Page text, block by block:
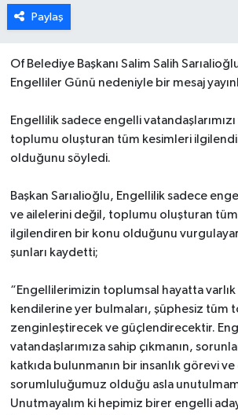
Paylaş
Of Belediye Başkanı Salim Salih
Engelliler Günü nedeniyle bir mesaj
Engellilik sadece engelli
toplumu oluşturan tüm kesimleri
olduğunu söyledi.
Başkan Sarıalioğlu, Engellilik sadece
ve ailelerini değil, toplumu oluşturan
ilgilendiren bir konu olduğunu
şunları kaydetti;
“Engellilerimizin toplumsal hayatta
kendilerine yer bulmaları, şüphesiz tüm
zenginleştirecek ve güçlendirecektir.
vatandaşlarımıza sahip çıkmanın,
katkıda bulunmanın bir insanlık görevi
sorumluluğumuz olduğu asla
Unutmayalım ki hepimiz birer engelli